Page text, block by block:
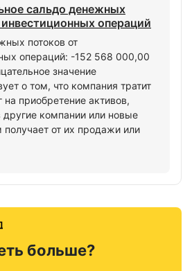
сальдо денежных
операций
потоков от
операций: -152 568 000,00
значение
о том, что компания тратит
на приобретение активов,
другие компании или новые
от их продажи или
больше?